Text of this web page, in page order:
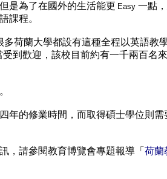
但是為了在國外的生活能更 Easy一點
課程。
多荷蘭大學都設有這種全程以英語教
受到歡迎，該校目前約有一千兩百名
年的修業時間，而取得碩士學位則需
，請參閱教育博覽會專題報導「 荷蘭